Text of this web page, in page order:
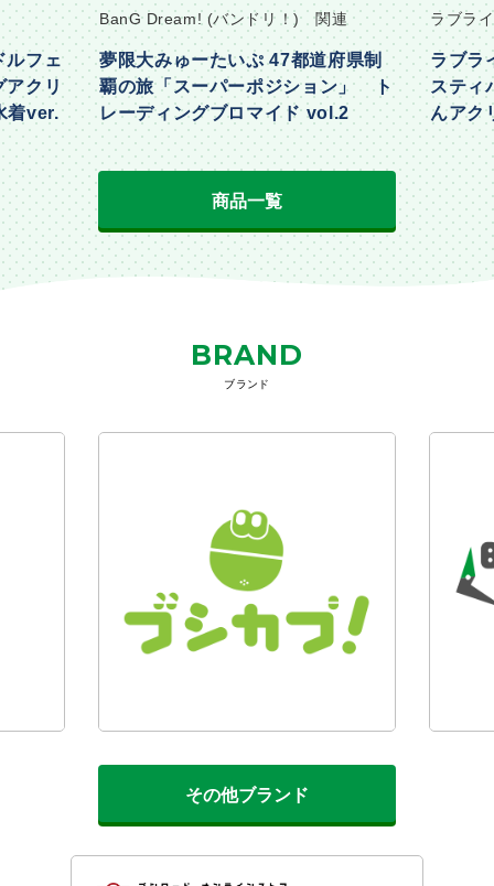
ルフェ
アクリ
着ver.
BanG Dream! (バンドリ！) 関連
夢限大みゅーたいぷ 47都道府県制
覇の旅「スーパーポジション」 ト
レーディングブロマイド vol.2
ラブラ
ラブラ
スティ
んアク
商品一覧
BRAND
ブランド
その他ブランド